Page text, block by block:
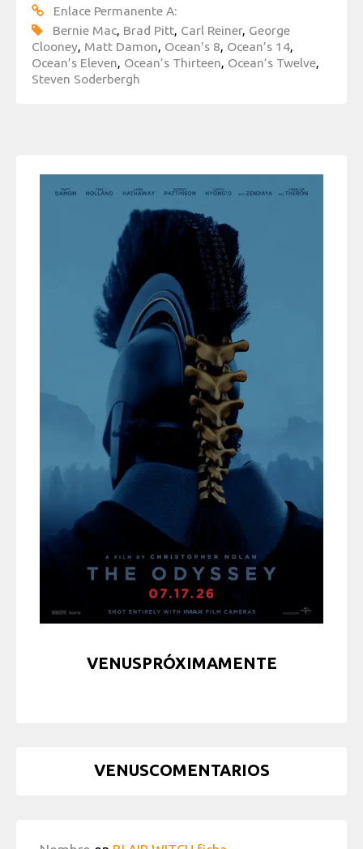
Enlace Permanente A:
Bernie Mac, Brad Pitt, Carl Reiner, George
Clooney, Matt Damon, Ocean's 8, Ocean’s 14,
Ocean’s Eleven, Ocean’s Thirteen, Ocean’s Twelve,
Steven Soderbergh
VENUSPRÓXIMAMENTE
VENUSCOMENTARIOS